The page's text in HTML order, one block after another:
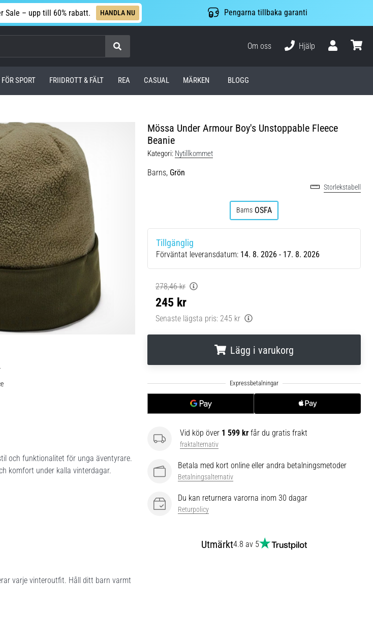
Sale – upp till 60% rabatt. HANDLA NU Pengarna tillbaka garanti
Om oss
Hjälp
SPORT FRIIDROTT & FÄLT REA CASUAL MÄRKEN BLOGG
Mössa Under Armour Boy's Unstoppable Fleece
Beanie
Kategori: Nytillkommet
Barns, Grön
Storlekstabell
Barns OSFA
Tillgänglig
Förväntat leveransdatum: 14. 8. 2026 - 17. 8. 2026
278,46 kr
245 kr
Senaste lägsta pris: 245 kr
Lägg i varukorg
Vid köp över 1 599 kr får du gratis frakt
fraktalternativ
Betala med kort online eller andra betalningsmetoder
Betalningsalternativ
Du kan returnera varorna inom 30 dagar
Returpolicy
Utmärkt4.8 av 5
och funktionalitet för unga äventyrare.
komfort under kalla vinterdagar.
varje vinteroutfit. Håll ditt barn varmt